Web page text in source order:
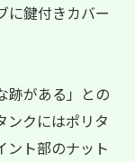
に鍵付きカバー
跡がある」との
ンクにはポリタ
ント部のナット